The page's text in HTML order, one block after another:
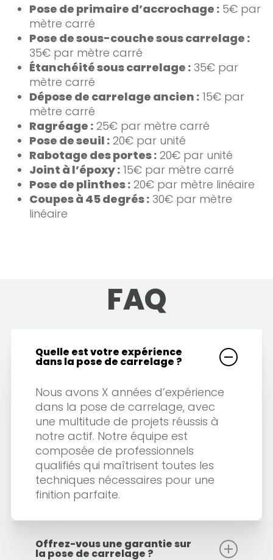
Pose de primaire d’accrochage : 5€ par
mètre carré
Pose de sous-couche sous carrelage :
35€ par mètre carré
Étanchéité sous carrelage : 35€ par
mètre carré
Dépose de carrelage ancien : 15€ par
mètre carré
Ragréage : 25€ par mètre carré
Pose de seuil : 20€ par unité
Rabotage des portes : 20€ par unité
Joint à l’époxy : 15€ par mètre carré
Pose de plinthes : 20€ par mètre linéaire
Coupes à 45 degrés : 30€ par mètre
linéaire
FAQ
Quelle est votre expérience
dans la pose de carrelage ?
Nous avons X années d’expérience
dans la pose de carrelage, avec
une multitude de projets réussis à
notre actif. Notre équipe est
composée de professionnels
qualifiés qui maîtrisent toutes les
techniques nécessaires pour une
finition parfaite.
Offrez-vous une garantie sur
la pose de carrelage ?